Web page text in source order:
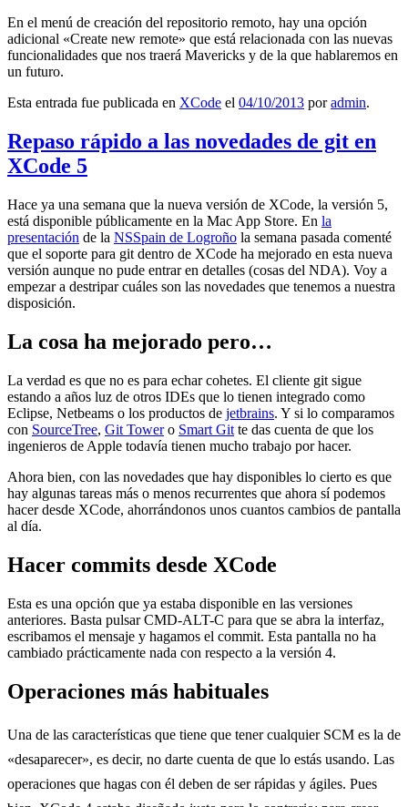
En el menú de creación del repositorio remoto, hay una opción
adicional «Create new remote» que está relacionada con las nuevas
funcionalidades que nos traerá Mavericks y de la que hablaremos en
un futuro.
Esta entrada fue publicada en XCode el 04/10/2013 poradmin.
Repaso rápido a las novedades de git en
XCode 5
Hace ya una semana que la nueva versión de XCode, la versión 5,
está disponible públicamente en la Mac App Store. En la
presentación de la NSSpain de Logroño la semana pasada comenté
que el soporte para git dentro de XCode ha mejorado en esta nueva
versión aunque no pude entrar en detalles (cosas del NDA). Voy a
empezar a destripar cuáles son las novedades que tenemos a nuestra
disposición.
La cosa ha mejorado pero…
La verdad es que no es para echar cohetes. El cliente git sigue
estando a años luz de otros IDEs que lo tienen integrado como
Eclipse, Netbeams o los productos de jetbrains. Y si lo comparamos
con SourceTree, Git Towero Smart Git te das cuenta de que los
ingenieros de Apple todavía tienen mucho trabajo por hacer.
Ahora bien, con las novedades que hay disponibles lo cierto es que
hay algunas tareas más o menos recurrentes que ahora sí podemos
hacer desde XCode, ahorrándonos unos cuantos cambios de pantalla
al día.
Hacer commits desde XCode
Esta es una opción que ya estaba disponible en las versiones
anteriores. Basta pulsar CMD-ALT-C para que se abra la interfaz,
escribamos el mensaje y hagamos el commit. Esta pantalla no ha
cambiado prácticamente nada con respecto a la versión 4.
Operaciones más habituales
Una de las características que tiene que tener cualquier SCM es la de
«desaparecer», es decir, no darte cuenta de que lo estás usando. Las
operaciones que hagas con él deben de ser rápidas y ágiles. Pues